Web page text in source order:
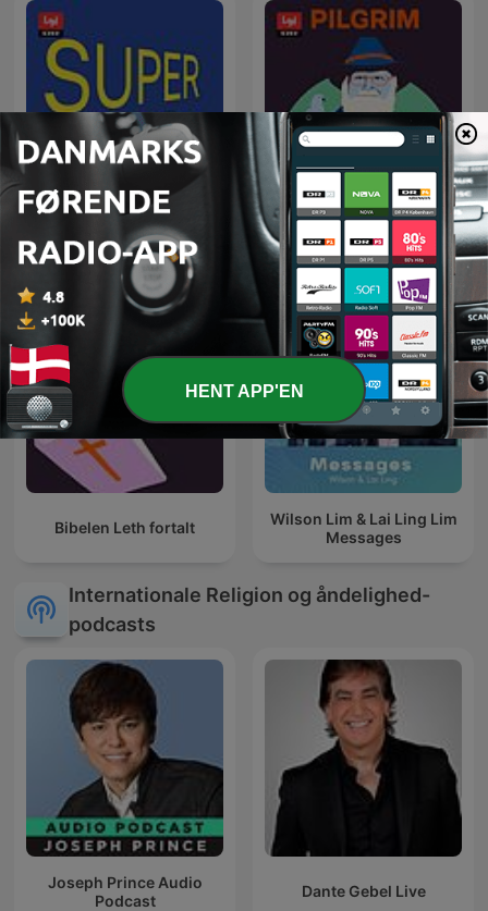
Supertanker
Pilgrim - på rejse i troens
univers
Bibelen Leth fortalt
Wilson Lim & Lai Ling Lim
Messages
Internationale Religion og åndelighed-
podcasts
Joseph Prince Audio
Podcast
Dante Gebel Live
HENT APP'EN